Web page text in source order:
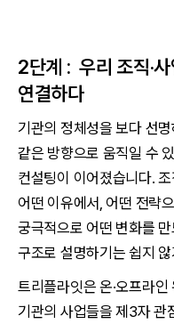
2단계 : 우리 조직·
연결하다
기관의 정체성을 보다 선
같은 방향으로 움직일 수
컨설팅이 이어졌습니다.
어떤 이유에서, 어떤 전략
궁극적으로 어떤 변화를
구조로 설명하기는 쉽지
트리플라잇은 온·오프라
기관의 사업들을 제3자 관